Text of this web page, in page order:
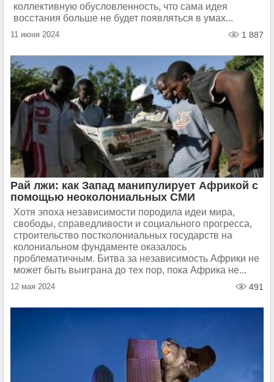
коллективную обусловленность, что сама идея
восстания больше не будет появляться в умах...
11 июня 2024 1 887
Рай лжи: как Запад манипулирует Африкой с
помощью неоколониальных СМИ
Хотя эпоха независимости породила идеи мира,
свободы, справедливости и социального прогресса,
строительство постколониальных государств на
колониальном фундаменте оказалось
проблематичным. Битва за независимость Африки не
может быть выиграна до тех пор, пока Африка не...
12 мая 2024 491